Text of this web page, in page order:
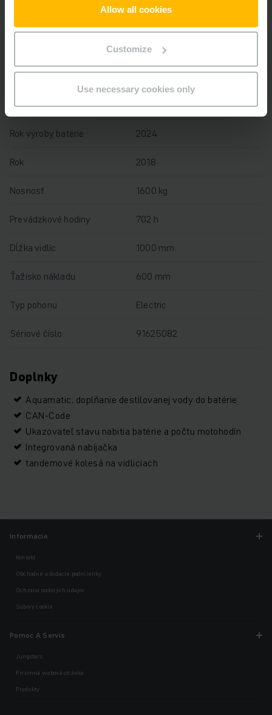
Allow all cookies
Customize
Use necessary cookies only
Technické údaje
Batéria
Oloveno-kyselinová, 24 V /
250 Ah
Nabíjač Áno, 24 V / 30 A
Rok výroby batérie 2024
Rok 2018
Nosnosť 1600 kg
Prevádzkové hodiny 702 h
Dĺžka vidlíc 1000 mm
Ťažisko nákladu 600 mm
Typ pohonu Electric
Sériové číslo 91625082
Doplnky
Aquamatic, doplňanie destilovanej vody do batérie
CAN-Code
Ukazovateľ stavu nabitia batérie a počtu motohodín
Integrovaná nabíjačka
tandemové kolesá na vidliciach
Informácie
Kontakt
Obchodné a dodacie podmienky
Ochrana osobných údajov
Súbory cookie
Pomoc A Servis
Jungstars
Firemná webová stránka
Produkty